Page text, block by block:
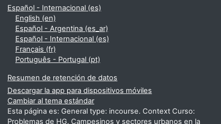
Español - Internacional ‎(es)‎
English ‎(en)‎
Español - Argentina ‎(es_ar)‎
Español - Internacional ‎(es)‎
Français ‎(fr)‎
Português - Portugal ‎(pt)‎
Resumen de retención de datos
Descargar la app para dispositivos móviles
Cambiar al tema estándar
Esta página es: General type: incourse. Context Curso:
Problemas de HG. Campesinos y sectores urbanos en la